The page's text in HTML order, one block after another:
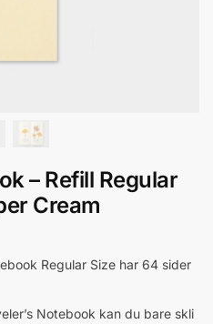
– Refill Regular
Cream
Regular Size har 64 sider
Notebook kan du bare skli